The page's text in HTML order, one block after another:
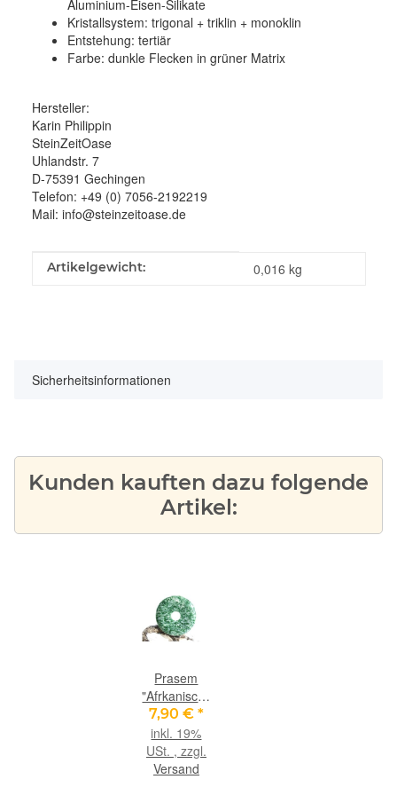
Aluminium-Eisen-Silikate
Kristallsystem: trigonal + triklin + monoklin
Entstehung: tertiär
Farbe: dunkle Flecken in grüner Matrix
Hersteller:
Karin Philippin
SteinZeitOase
Uhlandstr. 7
D-75391 Gechingen
Telefon: +49 (0) 7056-2192219
Mail: info@steinzeitoase.de
Produkteigenschaft
Wert
Artikelgewicht: 0,016 kg
Sicherheitsinformationen
Kunden kauften dazu folgende
Artikel:
Prasem
"Afrkanische
Jade"
Donut 40
mm (5,3
mm stark)
7,90 € *
inkl. 19%
USt. , zzgl.
Versand